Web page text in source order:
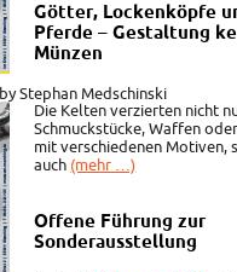
Götter, Lockenköpfe
Pferde – Gestaltung
Münzen
byStephan Medschinski
Die Kelten verzierten nicht
Schmuckstücke, Waffen
mit verschiedenen Motiven,
auch (mehr …)
Offene Führung zur
Sonderausstellung